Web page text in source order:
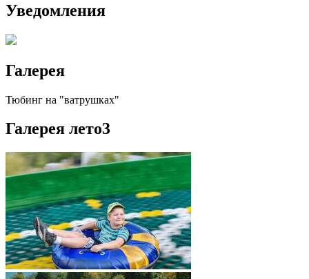
Уведомления
Галерея
Тюбинг на "ватрушках"
Галерея лето3